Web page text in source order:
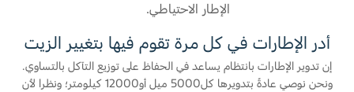
الإطار الاحتياطي.
أدر الإطارات في كل مرة تقوم فيها بتغيير الزيت
إن تدوير الإطارات بانتظام يساعد في الحفاظ على توزيع التآكل بالتساوي.
ونحن نوصي عادةً بتدويرها كل5000 ميل أو12000 كيلومتر؛ ونظرا لأن